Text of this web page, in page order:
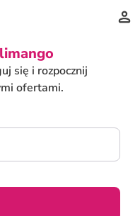
limango
się i rozpocznij
ofertami.